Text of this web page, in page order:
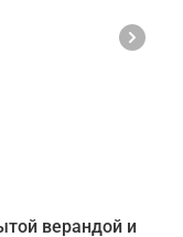
верандой и